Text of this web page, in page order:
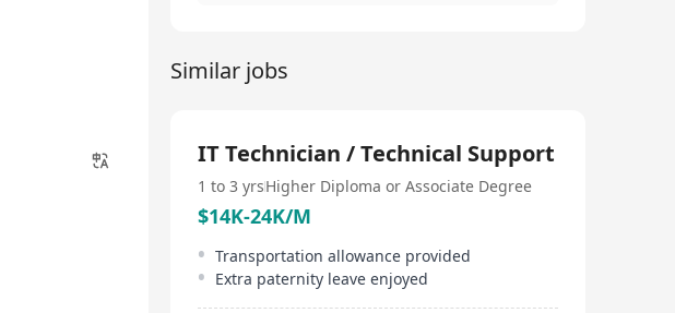
Similar jobs
IT Technician / Technical Support
1 to 3 yrsHigher Diploma or Associate Degree
$14K-24K/M
Transportation allowance provided
Extra paternity leave enjoyed